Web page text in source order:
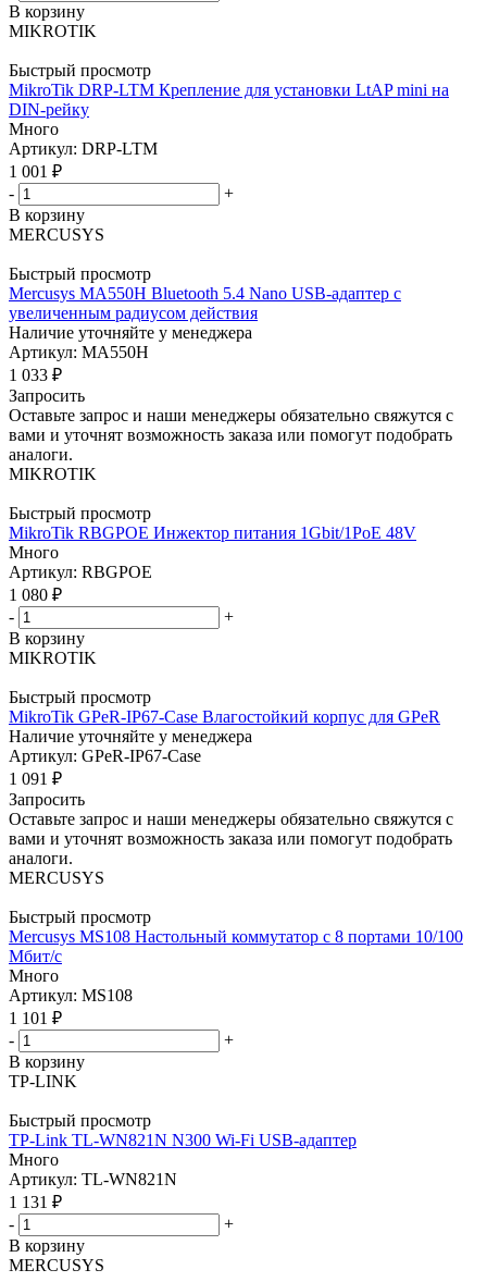
В корзину
MIKROTIK
Быстрый просмотр
MikroTik DRP-LTM Крепление для установки LtAP mini на
DIN-рейку
Много
Артикул: DRP-LTM
1 001 ₽
-
+
В корзину
MERCUSYS
Быстрый просмотр
Mercusys MA550H Bluetooth 5.4 Nano USB-адаптер с
увеличенным радиусом действия
Наличие уточняйте у менеджера
Артикул: MA550H
1 033 ₽
Запросить
Оставьте запрос и наши менеджеры обязательно свяжутся с
вами и уточнят возможность заказа или помогут подобрать
аналоги.
MIKROTIK
Быстрый просмотр
MikroTik RBGPOE Инжектор питания 1Gbit/1PoE 48V
Много
Артикул: RBGPOE
1 080 ₽
-
+
В корзину
MIKROTIK
Быстрый просмотр
MikroTik GPeR-IP67-Case Влагостойкий корпус для GPeR
Наличие уточняйте у менеджера
Артикул: GPeR-IP67-Case
1 091 ₽
Запросить
Оставьте запрос и наши менеджеры обязательно свяжутся с
вами и уточнят возможность заказа или помогут подобрать
аналоги.
MERCUSYS
Быстрый просмотр
Mercusys MS108 Настольный коммутатор с 8 портами 10/100
Мбит/с
Много
Артикул: MS108
1 101 ₽
-
+
В корзину
TP-LINK
Быстрый просмотр
TP-Link TL-WN821N N300 Wi-Fi USB-адаптер
Много
Артикул: TL-WN821N
1 131 ₽
-
+
В корзину
MERCUSYS